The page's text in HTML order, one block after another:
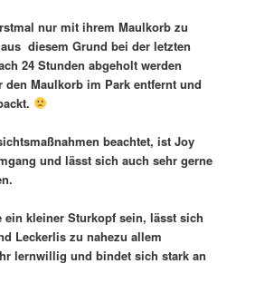
nur mit ihrem Maulkorb zu
diesem Grund bei der letzten
24 Stunden abgeholt werden
den Maulkorb im Park entfernt und
beachtet, ist Joy
und lässt sich auch sehr gerne
kleiner Sturkopf sein, lässt sich
Leckerlis zu nahezu allem
lernwillig und bindet sich stark an